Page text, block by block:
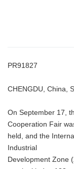
PR91827
CHENGDU, China,
On September 17,
Cooperation Fair
held, and the
Industrial
Development Zone